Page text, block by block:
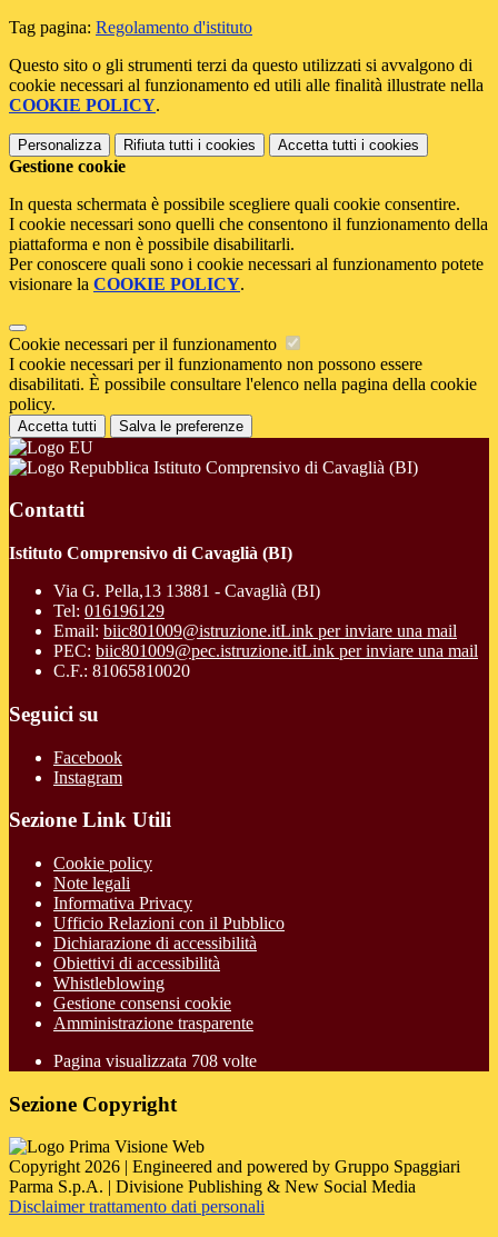
Tag pagina: Regolamento d'istituto
Questo sito o gli strumenti terzi da questo utilizzati si avvalgono di
cookie necessari al funzionamento ed utili alle finalità illustrate nella
COOKIE POLICY.
Personalizza Rifiuta tutti i cookies Accetta tutti i cookies
Gestione cookie
In questa schermata è possibile scegliere quali cookie consentire.
I cookie necessari sono quelli che consentono il funzionamento della
piattaforma e non è possibile disabilitarli.
Per conoscere quali sono i cookie necessari al funzionamento potete
visionare la COOKIE POLICY.
Cookie necessari per il funzionamento
I cookie necessari per il funzionamento non possono essere
disabilitati. È possibile consultare l'elenco nella pagina della cookie
policy.
Accetta tutti Salva le preferenze
Istituto Comprensivo di Cavaglià (BI)
Contatti
Istituto Comprensivo di Cavaglià (BI)
Via G. Pella,13 13881 - Cavaglià (BI)
Tel: 016196129
Email: biic801009@istruzione.itLink per inviare una mail
PEC: biic801009@pec.istruzione.itLink per inviare una mail
C.F.: 81065810020
Seguici su
Facebook
Instagram
Sezione Link Utili
Cookie policy
Note legali
Informativa Privacy
Ufficio Relazioni con il Pubblico
Dichiarazione di accessibilità
Obiettivi di accessibilità
Whistleblowing
Gestione consensi cookie
Amministrazione trasparente
Pagina visualizzata 708 volte
Sezione Copyright
Copyright 2026 | Engineered and powered by Gruppo Spaggiari
Parma S.p.A. | Divisione Publishing & New Social Media
Disclaimer trattamento dati personali